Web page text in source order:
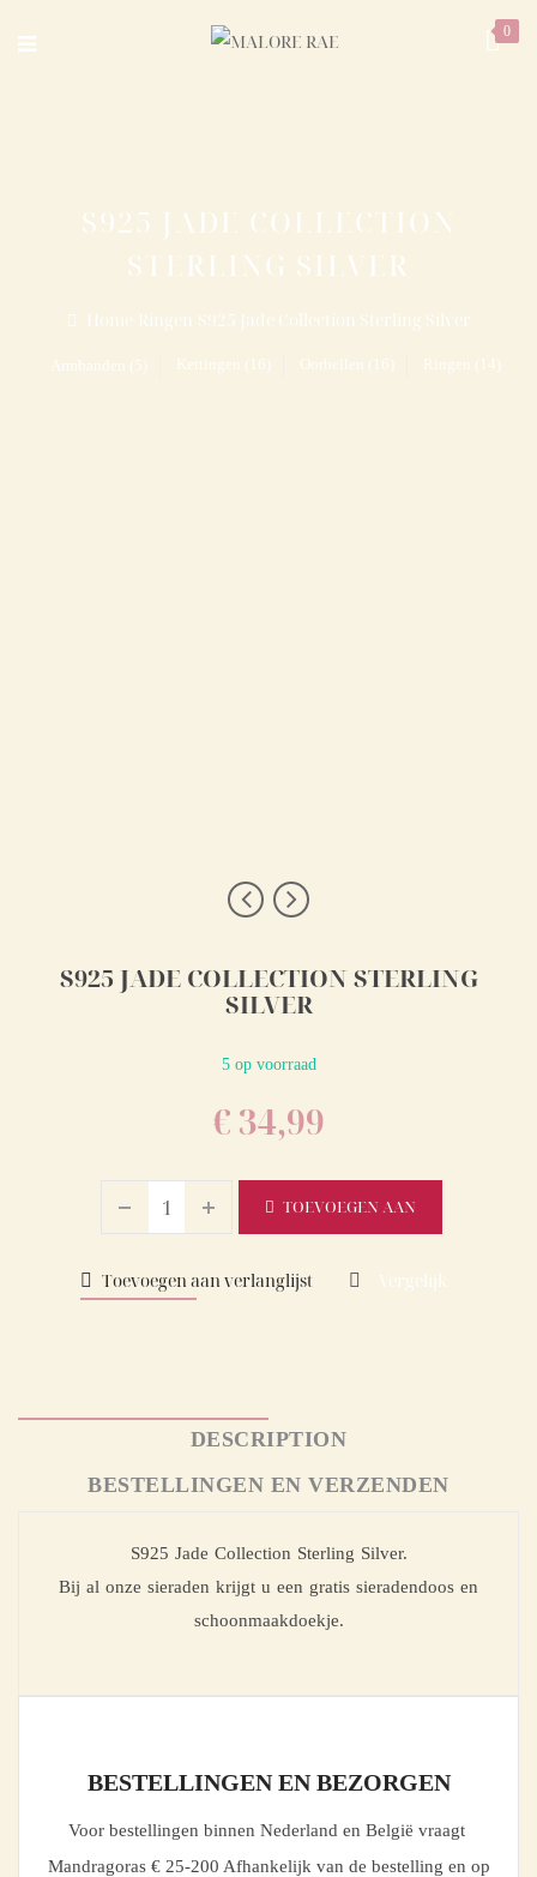
0
S925 JADE COLLECTION
STERLING SILVER
Home Ringen S925 Jade Collection Sterling Silver
Armbanden (5) Kettingen (16) Oorbellen (16) Ringen (14)
S925 JADE COLLECTION STERLING
SILVER
5 op voorraad
€ 34,99
TOEVOEGEN AAN
Toevoegen aan verlanglijst Vergelijk
DESCRIPTION
BESTELLINGEN EN VERZENDEN
S925 Jade Collection Sterling Silver.
Bij al onze sieraden krijgt u een gratis sieradendoos en
schoonmaakdoekje.
BESTELLINGEN EN BEZORGEN
Voor bestellingen binnen Nederland en België vraagt
Mandragoras € 25-200 Afhankelijk van de bestelling en op